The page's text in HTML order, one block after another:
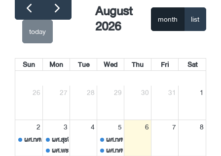
today
August
2026 month list
Sun Mon Tue Wed Thu Fri Sat
26 27 28 29 30 31 1
2
ผศ.ทศพร+ผศ.สุรพี ร่วมพิธีประกาศใช้ธรรมนูญหมู่บ้านสัญญาใจห่างไกลยาเสพติด แล
3
ผศ.สุรพี/ผศ.พิทักษ์/อ.วิภา/น.ส.สุดารัตน์/น.ส.อนงค์ ไปราชการเพื่อเข้าร่ว
ผศ.พชรวรรณ ประชุมเตรียมความพร้อมการจัดกิจกรรม CRRU Road
4 5
ผศ.ทศพร ร่วมพิธีทำบุญอุทิศส่วนกุศลแด่ อาจารย์
ผศ.ทศพร ประชุมคณบดี มหาวิทยาลัยราชภัฏเชียง
6 7 8